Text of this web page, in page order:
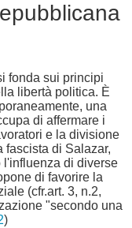
fonda sui principi
libertà politica. È
una
di affermare i
e la divisione
fascista di Salazar,
l'influenza di diverse
di favorire la
(cfr.art. 3, n.2,
"secondo una
)